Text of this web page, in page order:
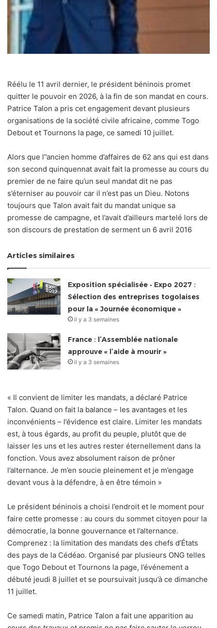
Réélu le 11 avril dernier, le président béninois promet
quitter le pouvoir en 2026, à la fin de son mandat en cours.
Patrice Talon a pris cet engagement devant plusieurs
organisations de la société civile africaine, comme Togo
Debout et Tournons la page, ce samedi 10 juillet.
Alors que l’’ancien homme d’affaires de 62 ans qui est dans
son second quinquennat avait fait la promesse au cours du
premier de ne faire qu’un seul mandat dit ne pas
s’éterniser au pouvoir car il n’est pas un Dieu. Notons
toujours que Talon avait fait du mandat unique sa
promesse de campagne, et l’avait d’ailleurs martelé lors de
son discours de prestation de serment un 6 avril 2016
Articles similaires
Exposition spécialisée • Expo 2027 :
Sélection des entreprises togolaises
pour la « Journée économique »
il y a 3 semaines
France : l’Assemblée nationale
approuve « l’aide à mourir »
il y a 3 semaines
« Il convient de limiter les mandats, a déclaré Patrice
Talon. Quand on fait la balance – les avantages et les
inconvénients – l’évidence est claire. Limiter les mandats
est, à tous égards, au profit du peuple, plutôt que de
laisser les uns et les autres rester éternellement dans la
fonction. Vous avez absolument raison de prôner
l’alternance. Je m’en soucie pleinement et je m’engage
devant vous à la défendre, à en être témoin »
Le président béninois a choisi l’endroit et le moment pour
faire cette promesse : au cours du sommet citoyen pour la
démocratie, la bonne gouvernance et l’alternance.
Comprenez : la limitation des mandats des chefs d’États
des pays de la Cédéao. Organisé par plusieurs ONG telles
que Togo Debout et Tournons la page, l’événement a
débuté jeudi 8 juillet et se poursuivait jusqu’à ce dimanche
11 juillet.
Ce samedi matin, Patrice Talon a fait une apparition au